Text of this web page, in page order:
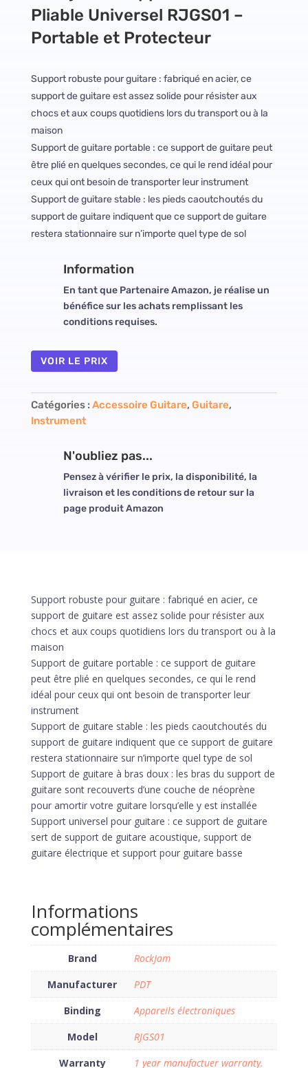
Pliable Universel RJGS01 –
Portable et Protecteur
Support robuste pour guitare : fabriqué en acier, ce
support de guitare est assez solide pour résister aux
chocs et aux coups quotidiens lors du transport ou à la
maison
Support de guitare portable : ce support de guitare peut
être plié en quelques secondes, ce qui le rend idéal pour
ceux qui ont besoin de transporter leur instrument
Support de guitare stable : les pieds caoutchoutés du
support de guitare indiquent que ce support de guitare
restera stationnaire sur n’importe quel type de sol
Information
En tant que Partenaire Amazon, je réalise un
bénéfice sur les achats remplissant les
conditions requises.
VOIR LE PRIX
Catégories :Accessoire Guitare, Guitare,
Instrument
N'oubliez pas...
Pensez à vérifier le prix, la disponibilité, la
livraison et les conditions de retour sur la
page produit Amazon
Support robuste pour guitare : fabriqué en acier, ce
support de guitare est assez solide pour résister aux
chocs et aux coups quotidiens lors du transport ou à la
maison
Support de guitare portable : ce support de guitare
peut être plié en quelques secondes, ce qui le rend
idéal pour ceux qui ont besoin de transporter leur
instrument
Support de guitare stable : les pieds caoutchoutés du
support de guitare indiquent que ce support de guitare
restera stationnaire sur n’importe quel type de sol
Support de guitare à bras doux : les bras du support de
guitare sont recouverts d’une couche de néoprène
pour amortir votre guitare lorsqu’elle y est installée
Support universel pour guitare : ce support de guitare
sert de support de guitare acoustique, support de
guitare électrique et support pour guitare basse
Informations
complémentaires
Brand
RockJam
Manufacturer
PDT
Binding
Appareils électroniques
Model
RJGS01
Warranty
1 year manufactuer warranty.